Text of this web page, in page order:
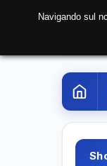
Navigando sul